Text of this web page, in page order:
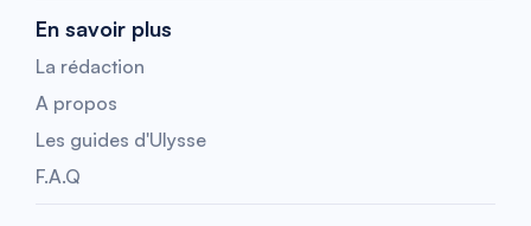
En savoir plus
La rédaction
A propos
Les guides d'Ulysse
F.A.Q